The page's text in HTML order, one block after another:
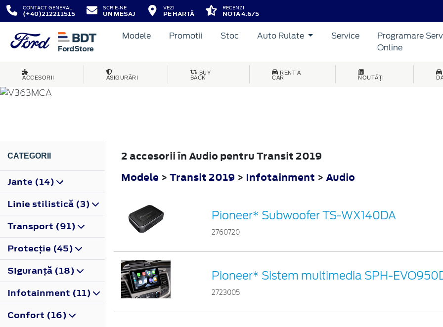
CONTACT GENERAL
(+40)212211515
SCRIE-NE
UN MESAJ
VEZI
PE HARTĂ
RECENZII
NOTA 4.6/5
Modele Promotii Stoc Auto Rulate Service
Programare
Online
ACCESORII ASIGURĂRI
BUY
BACK
RENT A
CAR
NOUTĂȚI
TRANSIT
CATEGORII
Jante (14)
Linie stilistică (3)
Transport (91)
Protecţie (45)
Siguranţă (18)
Infotainment (11)
Confort (16)
2 accesorii în Audio pentru Transit 2019
Modele > Transit 2019 > Infotainment > Audio
Pioneer* Subwoofer TS-WX140DA
2760720
Pioneer* Sistem multimedia SPH-
2723005